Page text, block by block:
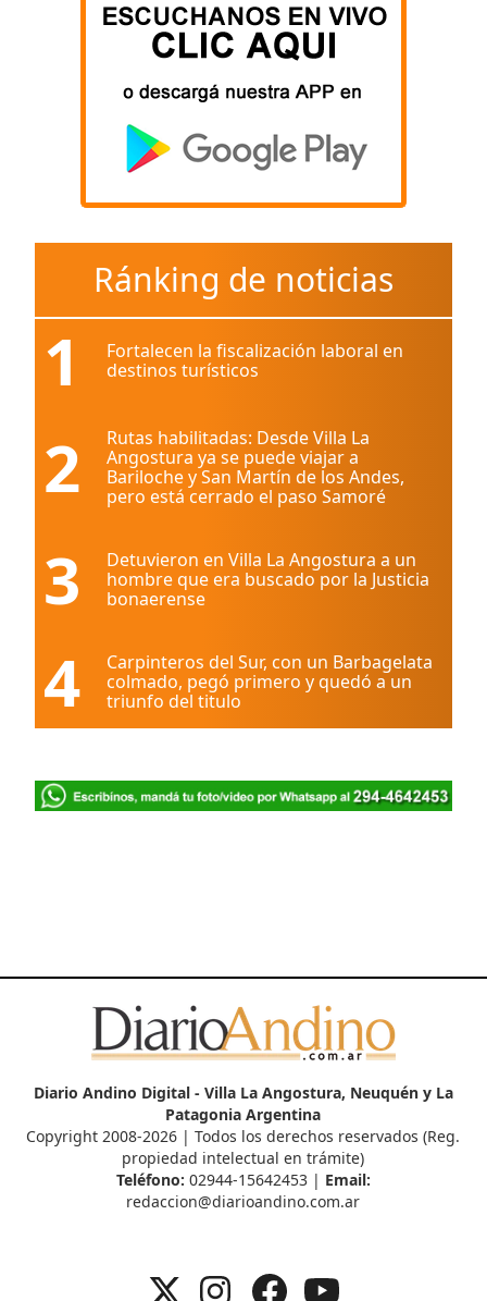
Ránking de noticias
1
Fortalecen la fiscalización laboral en
destinos turísticos
2
Rutas habilitadas: Desde Villa La
Angostura ya se puede viajar a
Bariloche y San Martín de los Andes,
pero está cerrado el paso Samoré
3
Detuvieron en Villa La Angostura a un
hombre que era buscado por la Justicia
bonaerense
4
Carpinteros del Sur, con un Barbagelata
colmado, pegó primero y quedó a un
triunfo del titulo
Diario Andino Digital - Villa La Angostura, Neuquén y La
Patagonia Argentina
Copyright 2008-2026 | Todos los derechos reservados (Reg.
propiedad intelectual en trámite)
Teléfono: 02944-15642453 | Email:
redaccion@diarioandino.com.ar